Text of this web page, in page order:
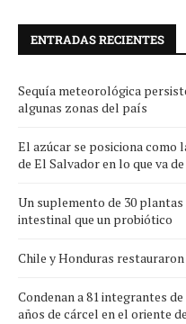
ENTRADAS RECIENTES
Sequía meteorológica
algunas zonas del país
El azúcar se posiciona
de El Salvador en lo que va de
Un suplemento de 30
intestinal que un probiótico
Chile y Honduras
Condenan a 81 integrantes
años de cárcel en el oriente